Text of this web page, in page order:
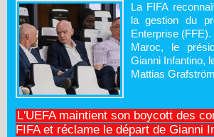
La FIFA
la gestion du
Enterprise
Maroc, le
Gianni Infantino,
Mattias
L'UEFA maintient son boycott des
FIFA et réclame le départ de Gianni